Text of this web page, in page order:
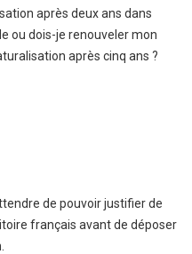
après deux ans dans
ou dois-je renouveler mon
après cinq ans ?
de pouvoir justifier de
français avant de déposer